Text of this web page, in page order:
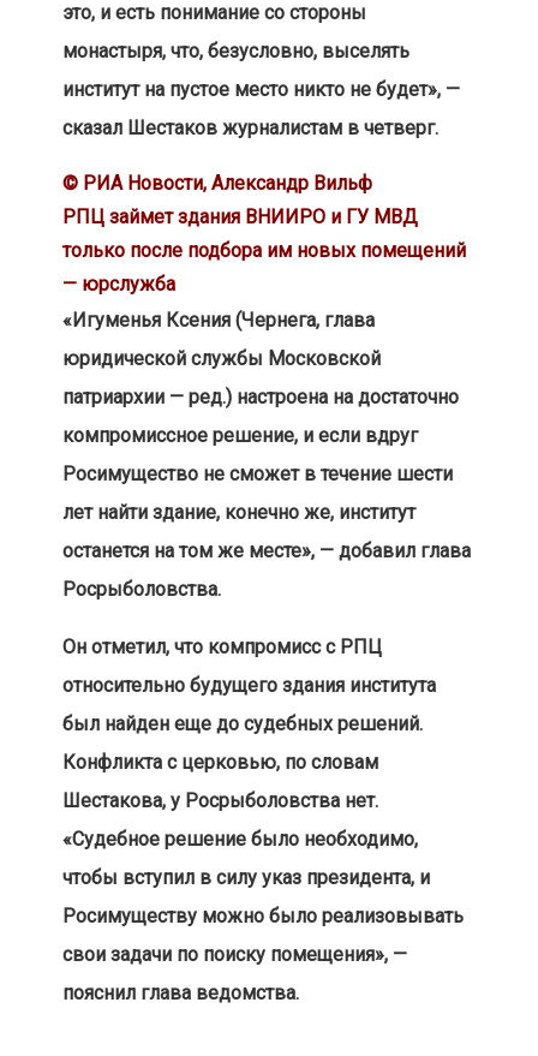
это, и есть понимание со стороны
монастыря, что, безусловно, выселять
институт на пустое место никто не будет», —
сказал Шестаков журналистам в четверг.
© РИА Новости, Александр Вильф
РПЦ займет здания ВНИИРО и ГУ МВД
только после подбора им новых помещений
— юрслужба
«Игуменья Ксения (Чернега, глава
юридической службы Московской
патриархии — ред.) настроена на достаточно
компромиссное решение, и если вдруг
Росимущество не сможет в течение шести
лет найти здание, конечно же, институт
останется на том же месте», — добавил глава
Росрыболовства.
Он отметил, что компромисс с РПЦ
относительно будущего здания института
был найден еще до судебных решений.
Конфликта с церковью, по словам
Шестакова, у Росрыболовства нет.
«Судебное решение было необходимо,
чтобы вступил в силу указ президента, и
Росимуществу можно было реализовывать
свои задачи по поиску помещения», —
пояснил глава ведомства.